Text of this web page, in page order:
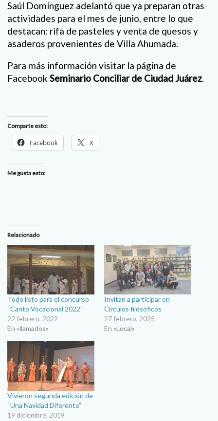
Saúl Domínguez adelantó que ya preparan otras
actividades para el mes de junio, entre lo que
destacan: rifa de pasteles y venta de quesos y
asaderos provenientes de Villa Ahumada.
Para más información visitar la página de
Facebook Seminario Conciliar de Ciudad Juárez.
Comparte esto:
Facebook X
Me gusta esto:
Relacionado
Todo listo para el concurso
“Canto Vocacional 2022”
22 febrero, 2022
En «llamados»
Invitan a participar en
Círculos filosóficos
27 febrero, 2025
En «Local»
Vivieron segunda edición de
“Una Navidad Diferente”
19 diciembre, 2019